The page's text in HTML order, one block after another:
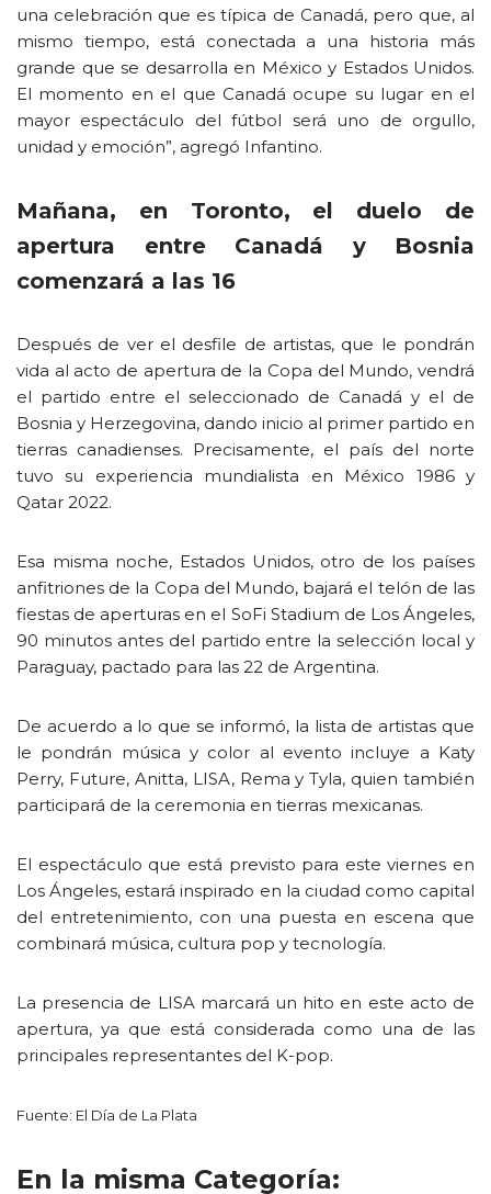
una celebración que es típica de Canadá, pero que, al
mismo tiempo, está conectada a una historia más
grande que se desarrolla en México y Estados Unidos.
El momento en el que Canadá ocupe su lugar en el
mayor espectáculo del fútbol será uno de orgullo,
unidad y emoción”, agregó Infantino.
Mañana, en Toronto, el duelo de
apertura entre Canadá y Bosnia
comenzará a las 16
Después de ver el desfile de artistas, que le pondrán
vida al acto de apertura de la Copa del Mundo, vendrá
el partido entre el seleccionado de Canadá y el de
Bosnia y Herzegovina, dando inicio al primer partido en
tierras canadienses. Precisamente, el país del norte
tuvo su experiencia mundialista en México 1986 y
Qatar 2022.
Esa misma noche, Estados Unidos, otro de los países
anfitriones de la Copa del Mundo, bajará el telón de las
fiestas de aperturas en el SoFi Stadium de Los Ángeles,
90 minutos antes del partido entre la selección local y
Paraguay, pactado para las 22 de Argentina.
De acuerdo a lo que se informó, la lista de artistas que
le pondrán música y color al evento incluye a Katy
Perry, Future, Anitta, LISA, Rema y Tyla, quien también
participará de la ceremonia en tierras mexicanas.
El espectáculo que está previsto para este viernes en
Los Ángeles, estará inspirado en la ciudad como capital
del entretenimiento, con una puesta en escena que
combinará música, cultura pop y tecnología.
La presencia de LISA marcará un hito en este acto de
apertura, ya que está considerada como una de las
principales representantes del K-pop.
Fuente: El Día de La Plata
En la misma Categoría: